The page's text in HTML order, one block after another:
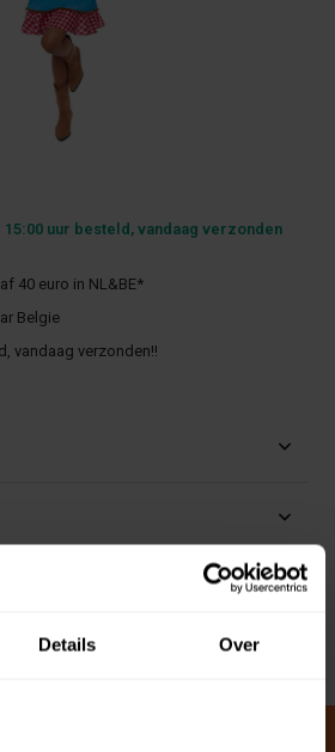
Details Over
uur besteld, vandaag verzonden
40 euro in NL&BE*
Belgie
vandaag verzonden!!